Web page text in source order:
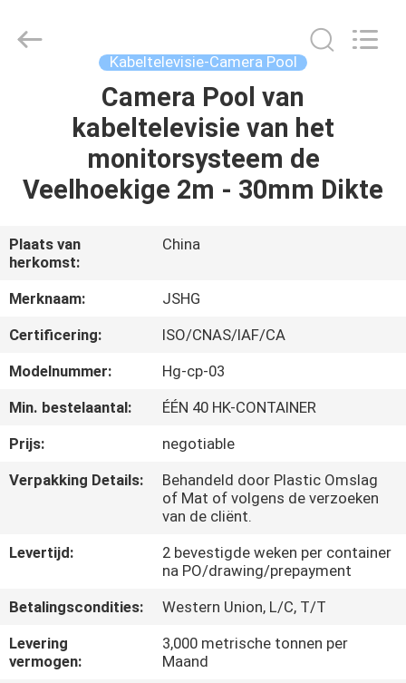
PRODUCTEN
VR-
SHOW
ONGEVEER
FABRIEKSREIS
KWALITEITSCONTROLE
CONTACTEER
ONS
NIEUWS
co.,ltd.
Kabeltelevisie-Camera Pool
Camera Pool van
kabeltelevisie van het
monitorsysteem de
Veelhoekige 2m - 30mm Dikte
Plaats van
herkomst:
China
Merknaam:
JSHG
Certificering:
ISO/CNAS/IAF/CA
Modelnummer:
Hg-cp-03
Min. bestelaantal:
ÉÉN 40 HK-CONTAINER
Prijs:
negotiable
Verpakking Details:
Behandeld door Plastic Omslag
of Mat of volgens de verzoeken
van de cliënt.
Levertijd:
2 bevestigde weken per container
na PO/drawing/prepayment
Betalingscondities:
Western Union, L/C, T/T
Levering
vermogen:
3,000 metrische tonnen per
Maand